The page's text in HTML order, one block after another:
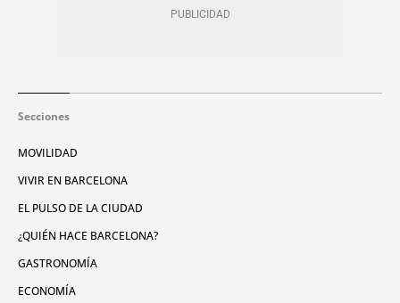
Secciones
MOVILIDAD
VIVIR EN BARCELONA
EL PULSO DE LA CIUDAD
¿QUIÉN HACE BARCELONA?
GASTRONOMÍA
ECONOMÍA